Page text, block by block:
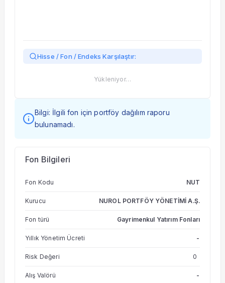
Hisse / Fon / Endeks Karşılaştır:
Yükleniyor…
Bilgi: İlgili fon için portföy dağılım raporu
bulunamadı.
Fon Bilgileri
Fon Kodu NUT
Kurucu NUROL PORTFÖY YÖNETİMİ A.Ş.
Fon türü Gayrimenkul Yatırım Fonları
Yıllık Yönetim Ücreti -
Risk Değeri 0
Alış Valörü -